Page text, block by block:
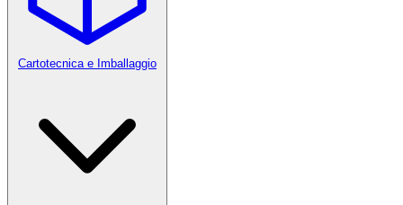
Cartotecnica e Imballaggio